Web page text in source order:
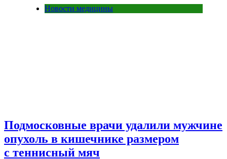
Новости медицины
Подмосковные врачи удалили мужчине
опухоль в кишечнике размером
с теннисный мяч